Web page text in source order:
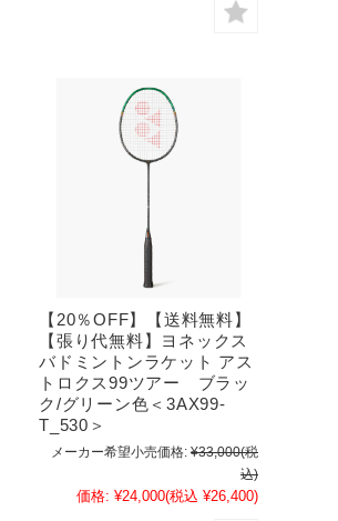
【20％OFF】【送料無料】
【張り代無料】ヨネックス
バドミントンラケット アス
トロクス99ツアー ブラッ
ク/グリーン色＜3AX99-
T_530＞
メーカー希望小売価格: ¥33,000(税
込)
価格: ¥24,000(税込 ¥26,400)